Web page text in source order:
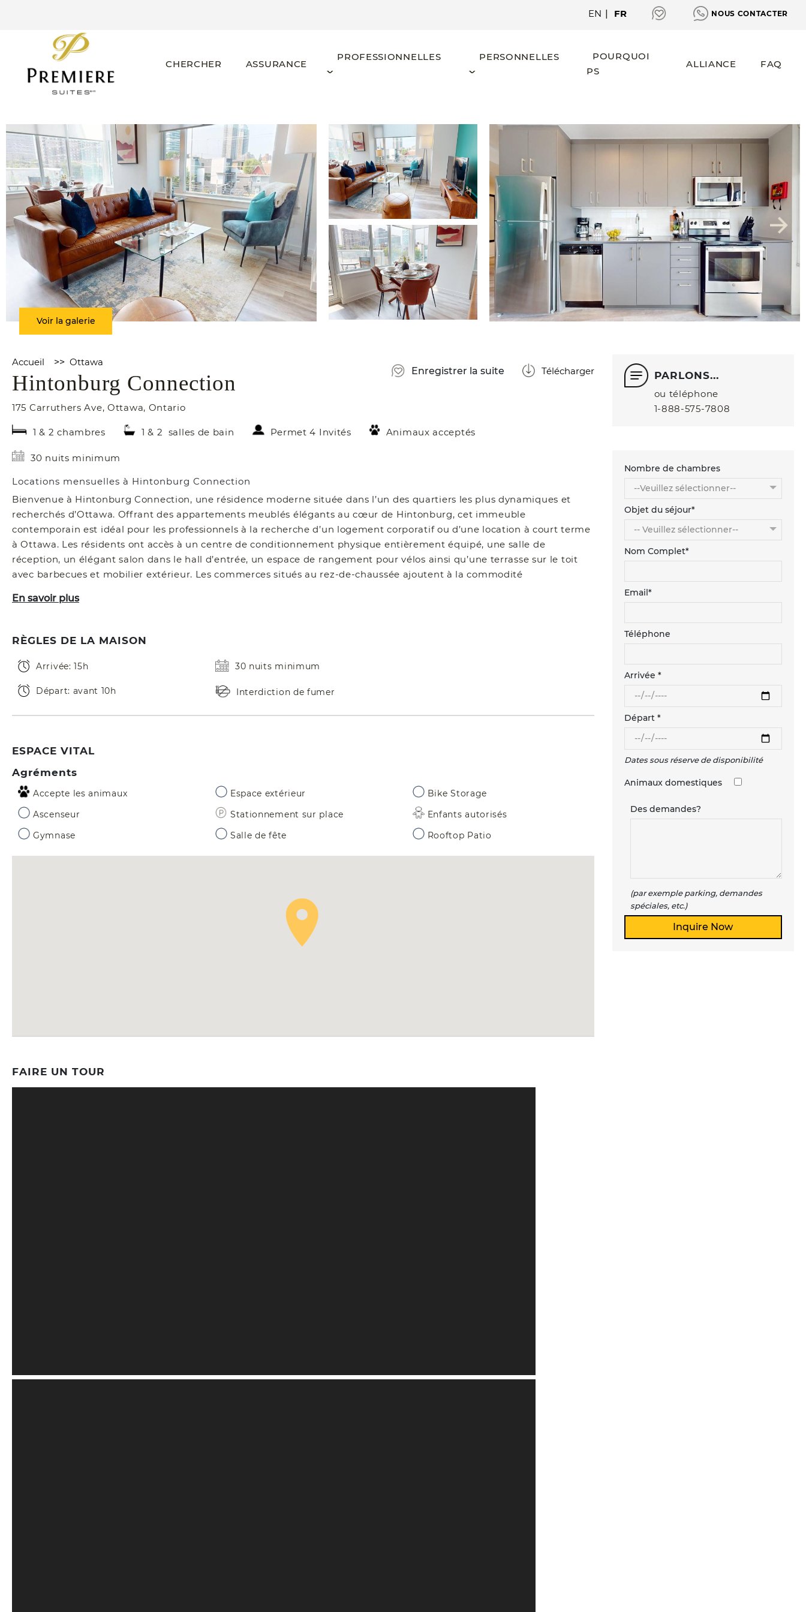
EN | FR NOUS CONTACTER
CHERCHER ASSURANCE
PROFESSIONNELLES PERSONNELLES
POURQUOI
PS
ALLIANCE FAQ
Voir la galerie
Accueil >> Ottawa
Hintonburg Connection
175 Carruthers Ave,Ottawa, Ontario
Enregistrer la suite Télécharger
1 & 2 chambres 1 & 2 salles de bain Permet 4 Invités Animaux acceptés
30 nuits minimum
Locations mensuelles à Hintonburg Connection
Bienvenue à Hintonburg Connection, une résidence moderne située dans l’un des quartiers les plus dynamiques et
recherchés d’Ottawa. Offrant des appartements meublés élégants au cœur de Hintonburg, cet immeuble
contemporain est idéal pour les professionnels à la recherche d’un logement corporatif ou d’une location à court terme
à Ottawa. Les résidents ont accès à un centre de conditionnement physique entièrement équipé, une salle de
réception, un élégant salon dans le hall d’entrée, un espace de rangement pour vélos ainsi qu’une terrasse sur le toit
avec barbecues et mobilier extérieur. Les commerces situés au rez-de-chaussée ajoutent à la commodité
En savoir plus
RÈGLES DE LA MAISON
Arrivée: 15h
Départ: avant 10h
30 nuits minimum
Interdiction de fumer
ESPACE VITAL
Agréments
Accepte les animaux
Ascenseur
Gymnase
Espace extérieur
Stationnement sur place
Salle de fête
Bike Storage
Enfants autorisés
Rooftop Patio
FAIRE UN TOUR
PARLONS...
ou téléphone
1‑888‑575‑7808
Nombre de chambres
Objet du séjour*
Nom Complet*
Email*
Téléphone
Arrivée *
Départ *
Dates sous réserve de disponibilité
Animaux domestiques
Des demandes?
(par exemple parking, demandes
spéciales, etc.)